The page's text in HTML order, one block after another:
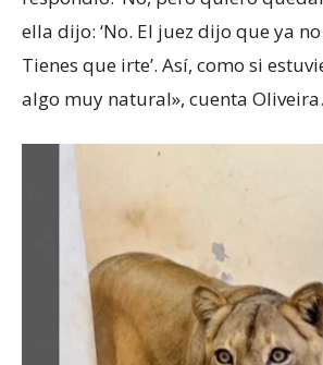
ella dijo: ‘No. El juez dijo que ya
Tienes que irte’. Así, como si
algo muy natural», cuenta Oliveira.